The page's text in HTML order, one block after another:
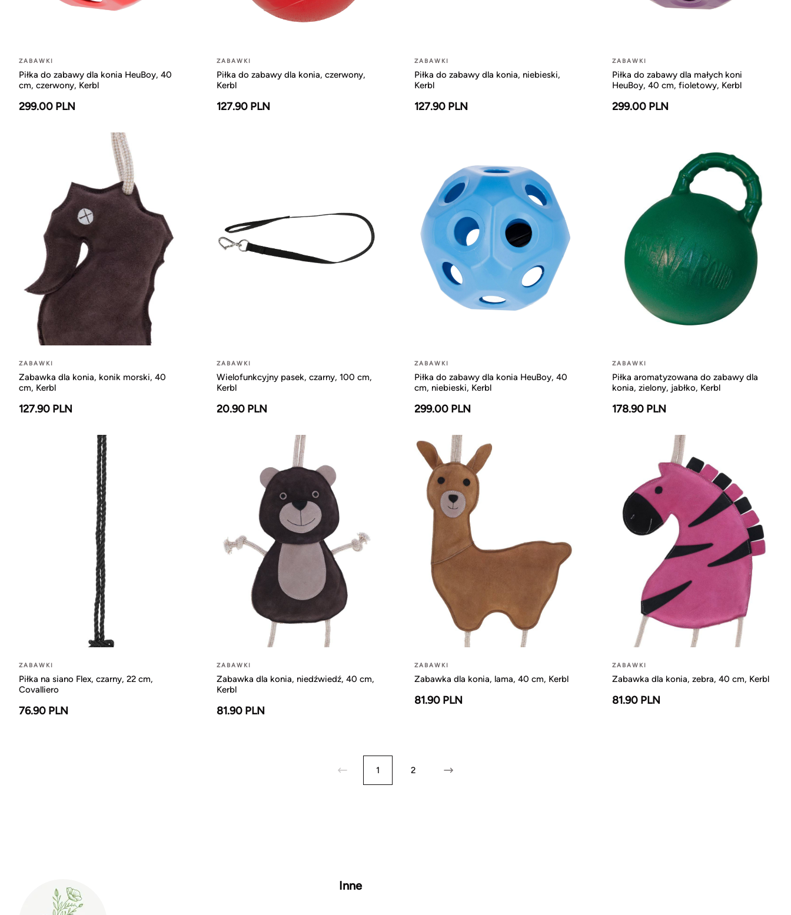
ZABAWKI
Piłka do zabawy dla konia HeuBoy, 40
cm, czerwony, Kerbl
299.00 PLN
ZABAWKI
Piłka do zabawy dla konia, czerwony,
Kerbl
127.90 PLN
ZABAWKI
Piłka do zabawy dla konia, niebieski,
Kerbl
127.90 PLN
ZABAWKI
Piłka do zabawy dla małych koni
HeuBoy, 40 cm, fioletowy, Kerbl
299.00 PLN
ZABAWKI
Zabawka dla konia, konik morski, 40
cm, Kerbl
127.90 PLN
ZABAWKI
Wielofunkcyjny pasek, czarny, 100 cm,
Kerbl
20.90 PLN
ZABAWKI
Piłka do zabawy dla konia HeuBoy, 40
cm, niebieski, Kerbl
299.00 PLN
ZABAWKI
Piłka aromatyzowana do zabawy dla
konia, zielony, jabłko, Kerbl
178.90 PLN
ZABAWKI
Piłka na siano Flex, czarny, 22 cm,
Covalliero
76.90 PLN
ZABAWKI
Zabawka dla konia, niedźwiedź, 40 cm,
Kerbl
81.90 PLN
ZABAWKI
Zabawka dla konia, lama, 40 cm, Kerbl
81.90 PLN
ZABAWKI
Zabawka dla konia, zebra, 40 cm, Kerbl
81.90 PLN
1 2
Inne